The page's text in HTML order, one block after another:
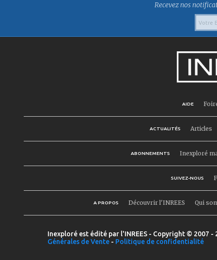
Recevez nos
AIDE
ACTUALITÉS Articles
ABONNEMENTS Inexploré
SUIVEZ-NOUS
A PROPOS Découvrir l'INREES Qui
Inexploré est édité par l'INREES - Copyright © 2007
Générales de Vente - Politique de confidentialité